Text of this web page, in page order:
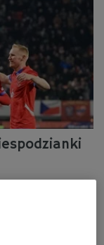
Ligi
A
klasie